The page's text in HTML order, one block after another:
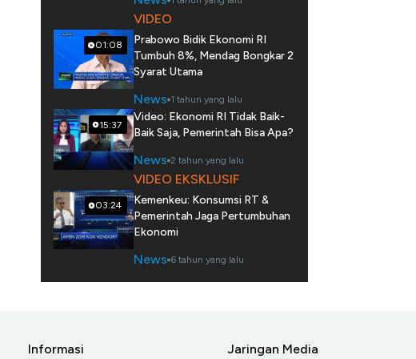
01:08
VIDEO
Prabowo Bidik Ekonomi RI
Tumbuh 8%, Mendag Bongkar 2
Syarat Utama
News 1 tahun yang lalu
15:37
Video: Ekonomi RI Tidak Baik-
Baik Saja, Pemerintah Bisa Apa?
News 2 tahun yang lalu
03:24
VIDEO EKSKLUSIF
Kemenkeu: Konsumsi RT &
Pemerintah Jaga Pertumbuhan
Ekonomi
News 6 tahun yang lalu
Informasi Jaringan Media